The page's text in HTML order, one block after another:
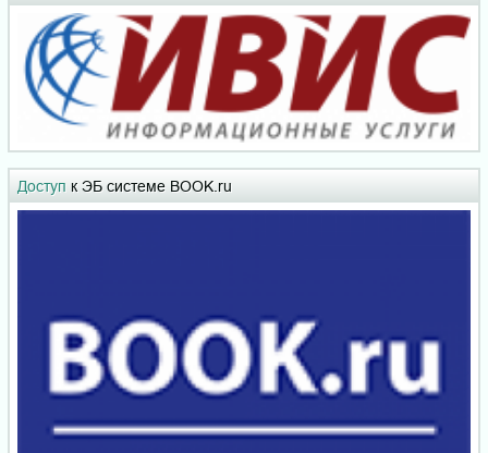
Доступ к ЭБ системе BOOK.ru